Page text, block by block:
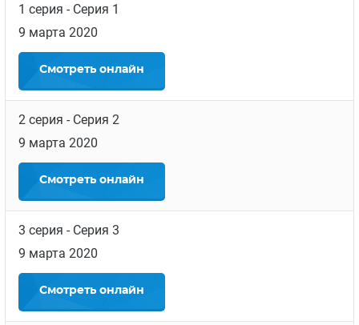
1 серия - Серия 1
9 марта 2020
Смотреть онлайн
2 серия - Серия 2
9 марта 2020
Смотреть онлайн
3 серия - Серия 3
9 марта 2020
Смотреть онлайн